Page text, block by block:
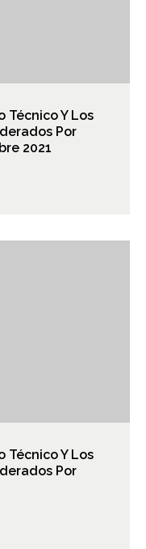
Técnico Y Los
Por
2021
Técnico Y Los
Por